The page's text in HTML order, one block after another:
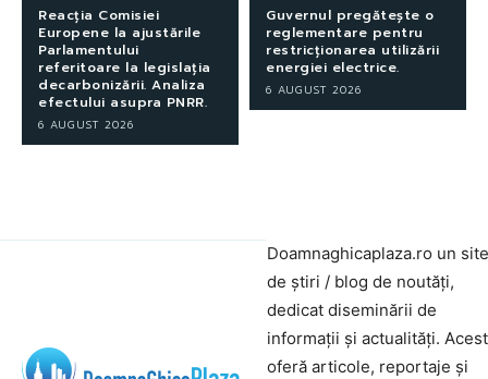
Reacția Comisiei
Europene la ajustările
Parlamentului
referitoare la legislația
decarbonizării. Analiza
efectului asupra PNRR.
6 AUGUST 2026
Guvernul pregătește o
reglementare pentru
restricționarea utilizării
energiei electrice.
6 AUGUST 2026
Doamnaghicaplaza.ro un site
de știri / blog de noutăți,
dedicat diseminării de
informații și actualități.
oferă articole, reportaje și